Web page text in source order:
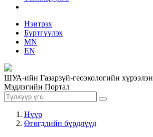
Нэвтрэх
Бүртгүүлэх
MN
EN
ШУА-ийн Газарзүй-геоэкологийн хүрээлэн
Мэдлэгийн Портал
Нүүр
Өгөгдлийн бүрдлүүд